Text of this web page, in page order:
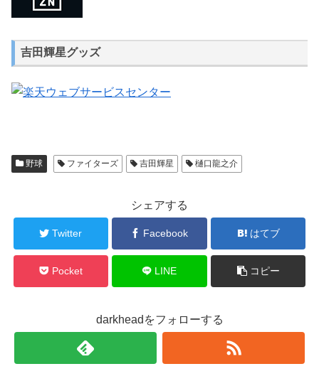
吉田輝星グッズ
野球 ファイターズ 吉田輝星 樋口龍之介
シェアする
Twitter Facebook はてブ
Pocket LINE コピー
darkheadをフォローする